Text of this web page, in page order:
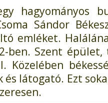
hagyományos
Sándor
emléket.
ben. Szent épület,
Közelében
látogató. Ezt